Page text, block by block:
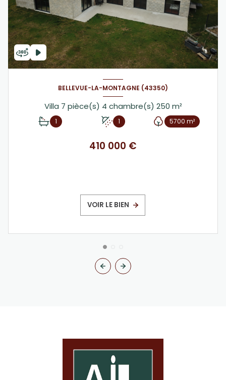
BELLEVUE-LA-MONTAGNE (43350)
Villa 7 pièce(s) 4 chambre(s) 250 m²
1 1 5700 m²
410 000 €
VOIR LE BIEN